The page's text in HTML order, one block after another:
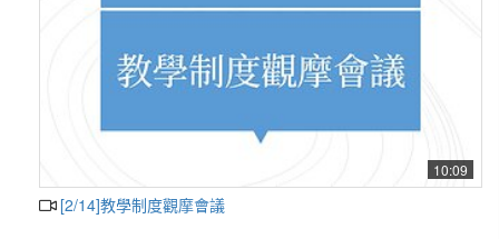
10:09
[2/14]教學制度觀摩會議